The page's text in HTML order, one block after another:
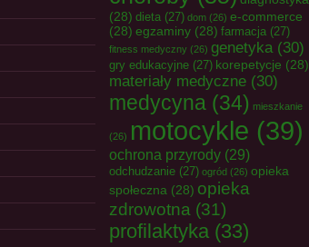
(28) dieta (27) dom (26) e-commerce
(28) egzaminy (28) farmacja (27)
fitness medyczny (26) genetyka(30)
gry edukacyjne (27) korepetycje (28)
materiały medyczne (30)
medycyna (34) mieszkanie
(26) motocykle (39)
ochrona przyrody (29)
odchudzanie (27) ogród (26) opieka
społeczna (28) opieka
zdrowotna (31)
profilaktyka (33)